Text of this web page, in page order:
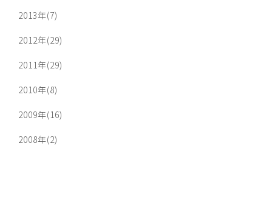
2013年(7)
2012年(29)
2011年(29)
2010年(8)
2009年(16)
2008年(2)